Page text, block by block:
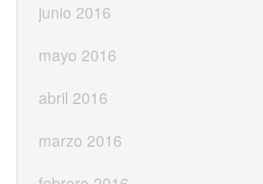
junio 2016
mayo 2016
abril 2016
marzo 2016